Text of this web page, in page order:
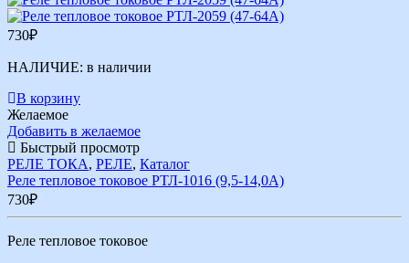
730₽
НАЛИЧИЕ: в наличии
В корзину
Желаемое
Добавить в желаемое
Быстрый просмотр
РЕЛЕ ТОКА, РЕЛЕ, Каталог
Реле тепловое токовое РТЛ-1016 (9,5-14,0А)
730₽
Реле тепловое токовое